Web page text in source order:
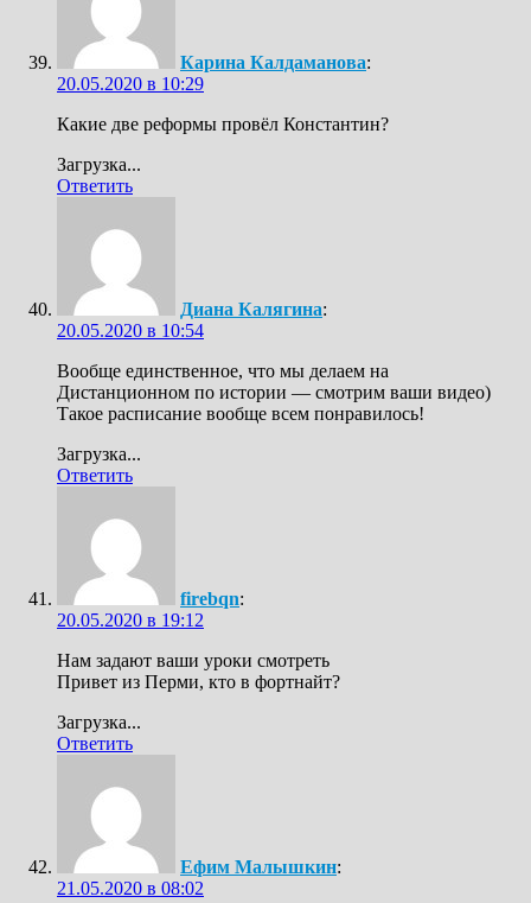
Карина Калдаманова:
20.05.2020 в 10:29
Какие две реформы провёл Константин?
Загрузка...
Ответить
Диана Калягина:
20.05.2020 в 10:54
Вообще единственное, что мы делаем на
Дистанционном по истории — смотрим ваши видео)
Такое расписание вообще всем понравилось!
Загрузка...
Ответить
firebqn:
20.05.2020 в 19:12
Нам задают ваши уроки смотреть
Привет из Перми, кто в фортнайт?
Загрузка...
Ответить
Ефим Малышкин:
21.05.2020 в 08:02